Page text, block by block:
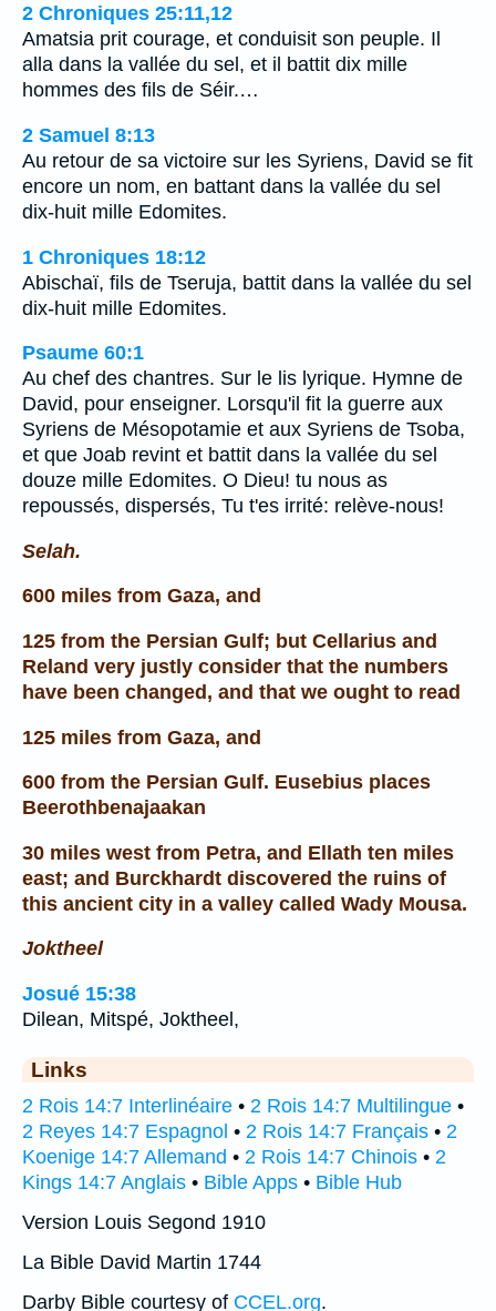
2 Chroniques 25:11,12
Amatsia prit courage, et conduisit son peuple. Il
alla dans la vallée du sel, et il battit dix mille
hommes des fils de Séir.…
2 Samuel 8:13
Au retour de sa victoire sur les Syriens, David se fit
encore un nom, en battant dans la vallée du sel
dix-huit mille Edomites.
1 Chroniques 18:12
Abischaï, fils de Tseruja, battit dans la vallée du sel
dix-huit mille Edomites.
Psaume 60:1
Au chef des chantres. Sur le lis lyrique. Hymne de
David, pour enseigner. Lorsqu'il fit la guerre aux
Syriens de Mésopotamie et aux Syriens de Tsoba,
et que Joab revint et battit dans la vallée du sel
douze mille Edomites. O Dieu! tu nous as
repoussés, dispersés, Tu t'es irrité: relève-nous!
Selah.
600 miles from Gaza, and
125 from the Persian Gulf; but Cellarius and
Reland very justly consider that the numbers
have been changed, and that we ought to read
125 miles from Gaza, and
600 from the Persian Gulf. Eusebius places
Beerothbenajaakan
30 miles west from Petra, and Ellath ten miles
east; and Burckhardt discovered the ruins of
this ancient city in a valley called Wady Mousa.
Joktheel
Josué 15:38
Dilean, Mitspé, Joktheel,
Links
2 Rois 14:7 Interlinéaire • 2 Rois 14:7 Multilingue •
2 Reyes 14:7 Espagnol • 2 Rois 14:7 Français • 2
Koenige 14:7 Allemand • 2 Rois 14:7 Chinois • 2
Kings 14:7 Anglais • Bible Apps • Bible Hub
Version Louis Segond 1910
La Bible David Martin 1744
Darby Bible courtesy of CCEL.org.